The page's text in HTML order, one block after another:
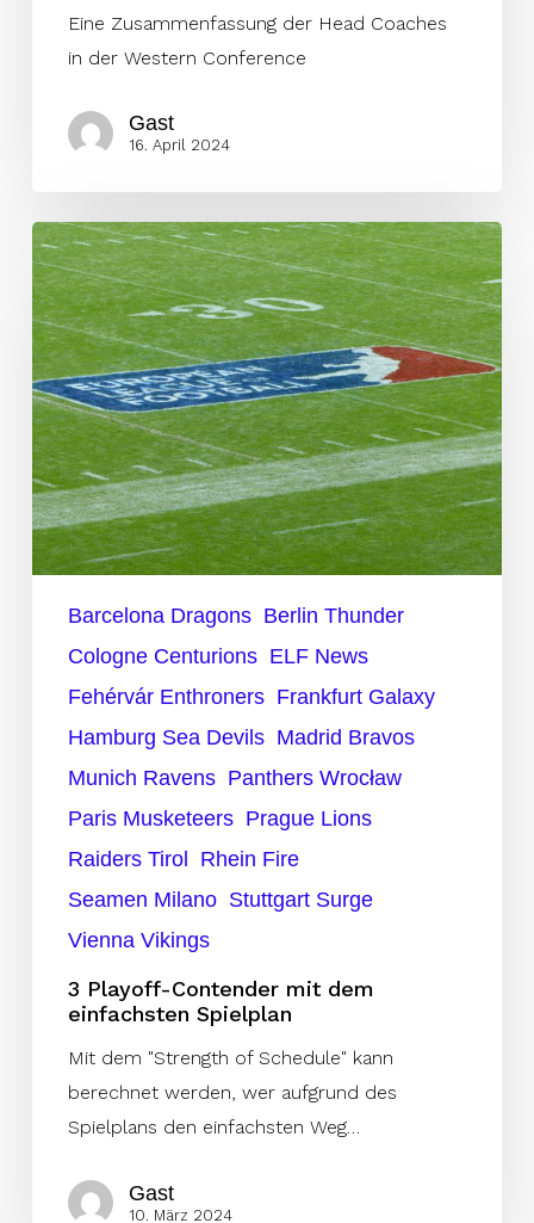
Eine Zusammenfassung der Head Coaches
in der Western Conference
Gast
16. April 2024
3
Playoff-
Contender
mit
dem
einfachsten
Spielplan
Barcelona Dragons Berlin Thunder
Cologne Centurions ELF News
Fehérvár Enthroners Frankfurt Galaxy
Hamburg Sea Devils Madrid Bravos
Munich Ravens Panthers Wrocław
Paris Musketeers Prague Lions
Raiders Tirol
Rhein Fire
Seamen Milano Stuttgart Surge
Vienna Vikings
3 Playoff-Contender mit dem
einfachsten Spielplan
Mit dem "Strength of Schedule" kann
berechnet werden, wer aufgrund des
Spielplans den einfachsten Weg…
Gast
10. März 2024